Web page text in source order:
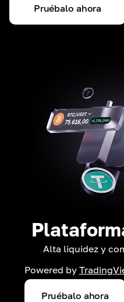
Pruébalo ahora
Alta liquidez y
Powered by
Pruébalo ahora